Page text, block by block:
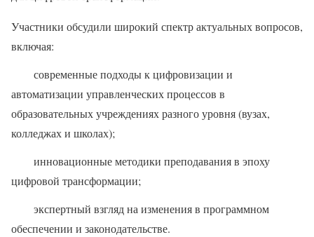
Участники обсудили широкий спектр актуальных вопросов,
включая:
современные подходы к цифровизации и
автоматизации управленческих процессов в
образовательных учреждениях разного уровня (вузах,
колледжах и школах);
инновационные методики преподавания в эпоху
цифровой трансформации;
экспертный взгляд на изменения в программном
обеспечении и законодательстве.